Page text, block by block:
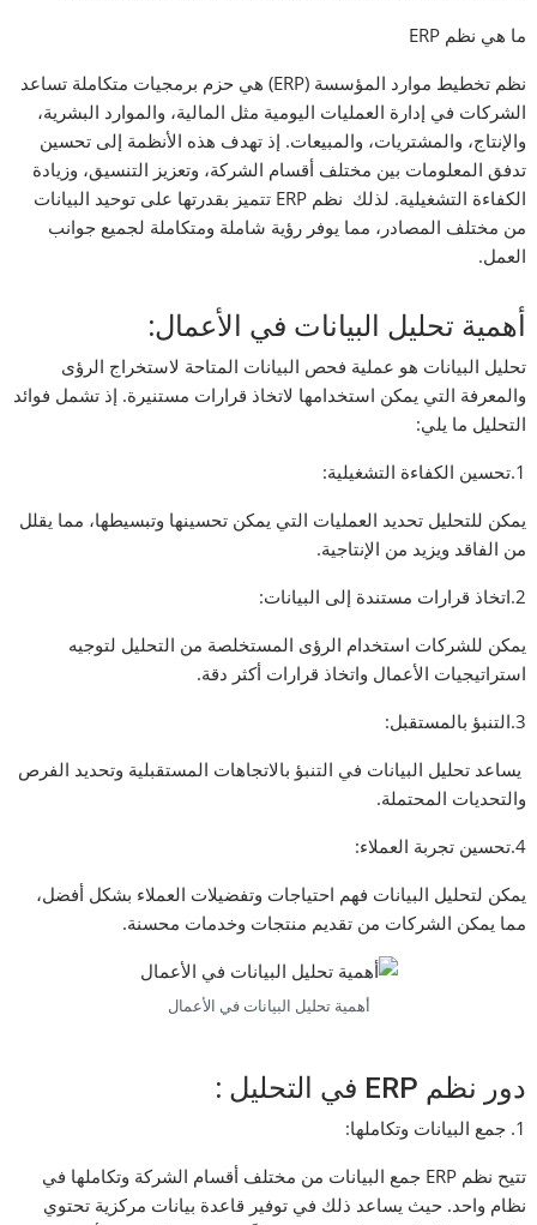
ما هي نظم ERP
نظم تخطيط موارد المؤسسة (ERP) هي حزم برمجيات متكاملة تساعد
الشركات في إدارة العمليات اليومية مثل المالية، والموارد البشرية،
والإنتاج، والمشتريات، والمبيعات. إذ تهدف هذه الأنظمة إلى تحسين
تدفق المعلومات بين مختلف أقسام الشركة، وتعزيز التنسيق، وزيادة
الكفاءة التشغيلية. لذلك نظم ERP تتميز بقدرتها على توحيد البيانات
من مختلف المصادر، مما يوفر رؤية شاملة ومتكاملة لجميع جوانب
العمل.
أهمية تحليل البيانات في الأعمال:
تحليل البيانات هو عملية فحص البيانات المتاحة لاستخراج الرؤى
والمعرفة التي يمكن استخدامها لاتخاذ قرارات مستنيرة. إذ تشمل فوائد
التحليل ما يلي:
1.تحسين الكفاءة التشغيلية:
يمكن للتحليل تحديد العمليات التي يمكن تحسينها وتبسيطها، مما يقلل
من الفاقد ويزيد من الإنتاجية.
2.اتخاذ قرارات مستندة إلى البيانات:
يمكن للشركات استخدام الرؤى المستخلصة من التحليل لتوجيه
استراتيجيات الأعمال واتخاذ قرارات أكثر دقة.
3.التنبؤ بالمستقبل:
يساعد تحليل البيانات في التنبؤ بالاتجاهات المستقبلية وتحديد الفرص
والتحديات المحتملة.
4.تحسين تجربة العملاء:
يمكن لتحليل البيانات فهم احتياجات وتفضيلات العملاء بشكل أفضل،
مما يمكن الشركات من تقديم منتجات وخدمات محسنة.
أهمية تحليل البيانات في الأعمال
دور نظم ERP في التحليل :
1. جمع البيانات وتكاملها:
تتيح نظم ERP جمع البيانات من مختلف أقسام الشركة وتكاملها في
نظام واحد. حيث يساعد ذلك في توفير قاعدة بيانات مركزية تحتوي